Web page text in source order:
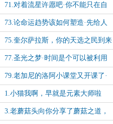
天宫！
71.对着流星许愿吧·你不能只在自
己是守护者的时候才想要保护世界
73.论命运趋势该如何塑造·先给人
类诸国找个大爹
75.奎尔萨拉斯，你的天选之民到来
了（大嘘）-加更【1/5】
77.圣光之梦·时间是个可以被利用
的“谎言”（上）-加更【3/5】
79.老加尼的洛阿小课堂又开课了·
你选的嘛，偶像-加更【5/5】
1.小猫我啊，早就是元素大师啦
3.老蘑菇头向你分享了蘑菇之道，